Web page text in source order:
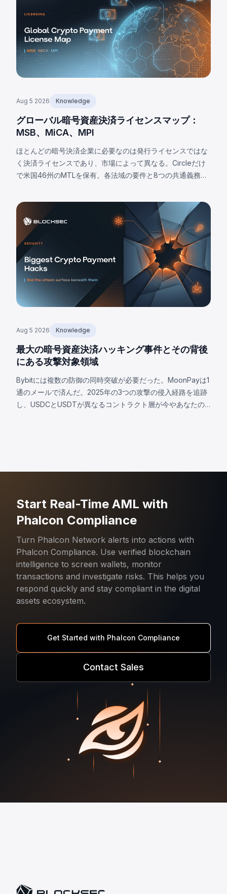
Aug 5 2026 Knowledge
グローバル暗号資産決済ライセンスマップ：
MSB、MiCA、MPI
ほとんどの暗号決済企業に必要なのは発行ライセンスではな
く決済ライセンスであり、市場によって異なる。Circleだけ
で米国46州のMTLを保有。各法域の要件と8つの共通義務を
Aug 5 2026 Knowledge
最大の暗号資産決済ハッキング事件とその背後
にある攻撃対象領域
Bybitには複数の防御の同時突破が必要だった。MoonPayは1
通のメールで済んだ。2025年の3つの攻撃の侵入経路を追跡
し、USDCとUSDTが異なるコントラクト層が今やあなたの
Start Real-Time AML with
Phalcon Compliance
Turn Phalcon Network alerts into actions with
Phalcon Compliance. Use verified blockchain
intelligence to screen wallets, monitor
transactions and investigate risks. This helps you
respond quickly and stay compliant in the digital
assets ecosystem.
Get Started with Phalcon Compliance
Contact Sales